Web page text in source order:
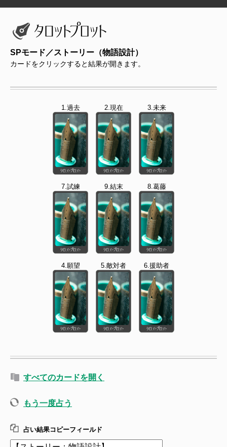
SPモード／ストーリー（物語設計）
カードをクリックすると結果が開きます。
1.過去 2.現在 3.未来
7.試練 9.結末 8.葛藤
4.願望 5.敵対者 6.援助者
すべてのカードを開く
もう一度占う
占い結果コピーフィールド